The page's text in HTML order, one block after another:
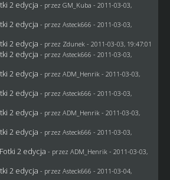
2 edycja - przez GM_Kuba - 2011-03-03,
2 edycja - przez Asteck666 - 2011-03-03,
2 edycja - przez Zdunek - 2011-03-03, 19:47:01
2 edycja - przez Asteck666 - 2011-03-03,
2 edycja - przez ADM_Henrik - 2011-03-03,
2 edycja - przez Asteck666 - 2011-03-03,
2 edycja - przez ADM_Henrik - 2011-03-03,
2 edycja - przez Asteck666 - 2011-03-03,
2 edycja - przez ADM_Henrik - 2011-03-03,
2 edycja - przez Asteck666 - 2011-03-04,